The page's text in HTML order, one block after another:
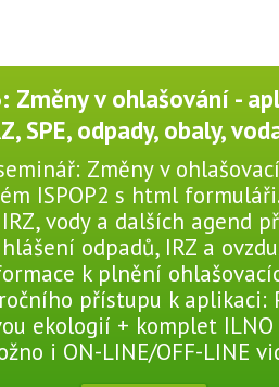
Změny v ohlašování -
SPE, odpady, obaly,
Změny v
ISPOP2 s html
vody a dalších agend
odpadů, IRZ a
k plnění
přístupu k aplikaci:
ekologií + komplet
i ON-LINE/OFF-LINE